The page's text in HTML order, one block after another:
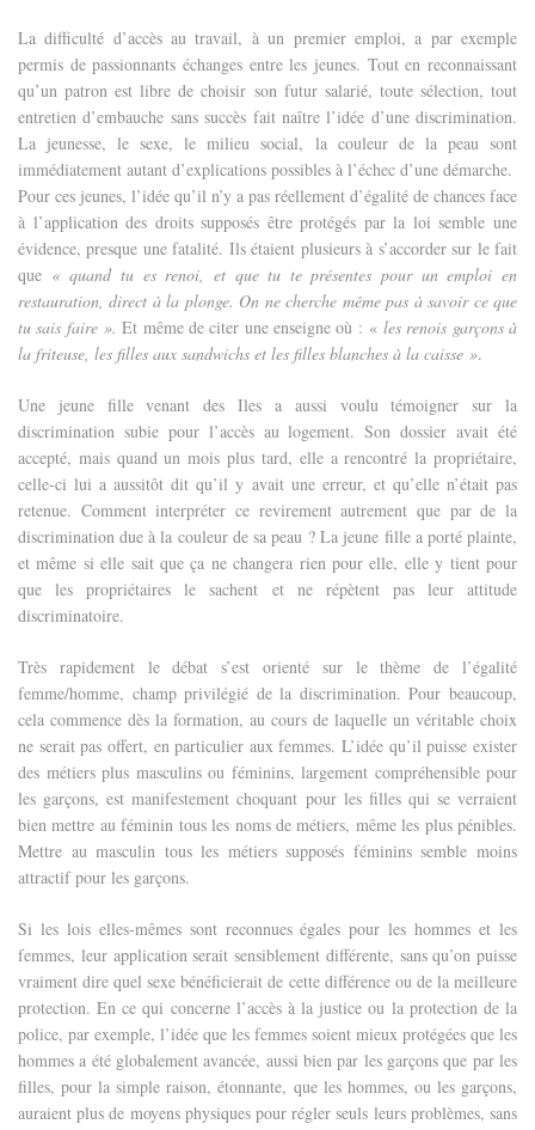
La difficulté d’accès au travail, à un premier emploi, a par exemple
permis de passionnants échanges entre les jeunes. Tout en reconnaissant
qu’un patron est libre de choisir son futur salarié, toute sélection, tout
entretien d’embauche sans succès fait naître l’idée d’une discrimination.
La jeunesse, le sexe, le milieu social, la couleur de la peau sont
immédiatement autant d’explications possibles à l’échec d’une démarche.
Pour ces jeunes, l’idée qu’il n’y a pas réellement d’égalité de chances face
à l’application des droits supposés être protégés par la loi semble une
évidence, presque une fatalité. Ils étaient plusieurs à s’accorder sur le fait
que « quand tu es renoi, et que tu te présentes pour un emploi en
restauration, direct à la plonge. On ne cherche même pas à savoir ce que
tu sais faire ».Et même de citer une enseigne où : «les renois garçons à
la friteuse, les filles aux sandwichs et les filles blanches à la caisse ».
Une jeune fille venant des Iles a aussi voulu témoigner sur la
discrimination subie pour l’accès au logement. Son dossier avait été
accepté, mais quand un mois plus tard, elle a rencontré la propriétaire,
celle-ci lui a aussitôt dit qu’il y avait une erreur, et qu’elle n’était pas
retenue. Comment interpréter ce revirement autrement que par de la
discrimination due à la couleur de sa peau ? La jeune fille a porté plainte,
et même si elle sait que ça ne changera rien pour elle, elle y tient pour
que les propriétaires le sachent et ne répètent pas leur attitude
discriminatoire.
Très rapidement le débat s’est orienté sur le thème de l’égalité
femme/homme, champ privilégié de la discrimination. Pour beaucoup,
cela commence dès la formation, au cours de laquelle un véritable choix
ne serait pas offert, en particulier aux femmes. L’idée qu’il puisse exister
des métiers plus masculins ou féminins, largement compréhensible pour
les garçons, est manifestement choquant pour les filles qui se verraient
bien mettre au féminin tous les noms de métiers, même les plus pénibles.
Mettre au masculin tous les métiers supposés féminins semble moins
attractif pour les garçons.
Si les lois elles-mêmes sont reconnues égales pour les hommes et les
femmes, leur application serait sensiblement différente, sans qu’on puisse
vraiment dire quel sexe bénéficierait de cette différence ou de la meilleure
protection. En ce qui concerne l’accès à la justice ou la protection de la
police, par exemple, l’idée que les femmes soient mieux protégées que les
hommes a été globalement avancée, aussi bien par les garçons que par les
filles, pour la simple raison, étonnante, que les hommes, ou les garçons,
auraient plus de moyens physiques pour régler seuls leurs problèmes, sans